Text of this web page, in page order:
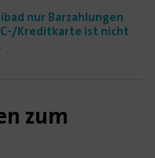
nur Barzahlungen
Kreditkarte ist nicht
zum